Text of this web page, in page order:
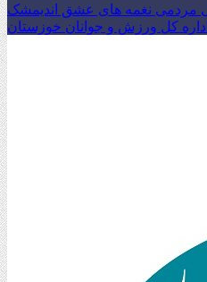
مردمی نغمه های عشق اندیمشک
اداره کل ورزش و جوانان خوزستان